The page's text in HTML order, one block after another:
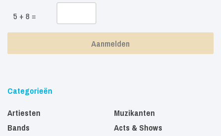
5 + 8 =
Categorieën
Artiesten
Bands
Muzikanten
Acts & Shows